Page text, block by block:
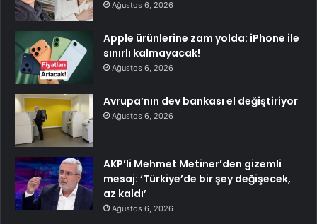
Ağustos 6, 2026
Apple ürünlerine zam yolda: iPhone ile
sınırlı kalmayacak!
Ağustos 6, 2026
Avrupa’nın dev bankası el değiştiriyor
Ağustos 6, 2026
AKP’li Mehmet Metiner’den gizemli
mesaj: ‘Türkiye’de bir şey değişecek,
az kaldı’
Ağustos 6, 2026